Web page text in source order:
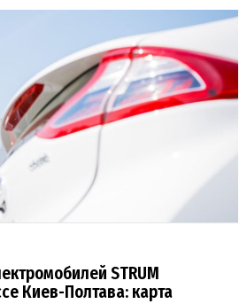
STRUM
Киев-Полтава: карта